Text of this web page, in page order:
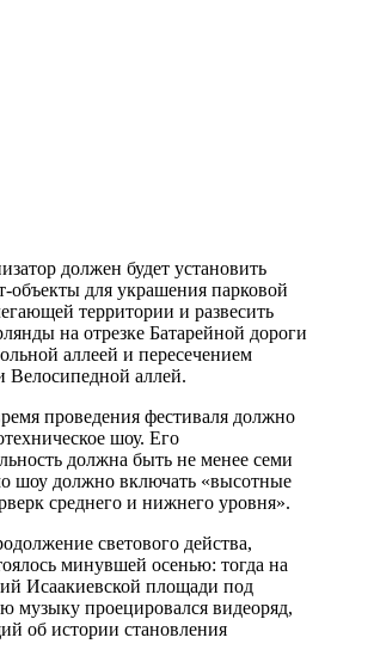
должен будет установить
объекты для украшения парковой
территории и развесить
на отрезке Батарейной дороги
аллеей и пересечением
Велосипедной аллей.
проведения фестиваля должно
шоу. Его
должна быть не менее семи
шоу должно включать «высотные
среднего и нижнего уровня».
светового действа,
минувшей осенью: тогда на
Исаакиевской площади под
музыку проецировался видеоряд,
об истории становления